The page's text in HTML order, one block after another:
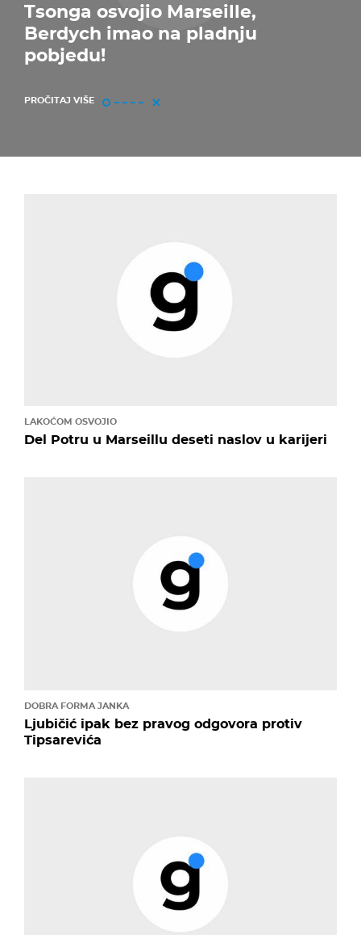
Tsonga osvojio Marseille,
Berdych imao na pladnju
pobjedu!
PROČITAJ VIŠE
LAKOĆOM OSVOJIO
Del Potru u Marseillu deseti naslov u karijeri
DOBRA FORMA JANKA
Ljubičić ipak bez pravog odgovora protiv
Tipsarevića